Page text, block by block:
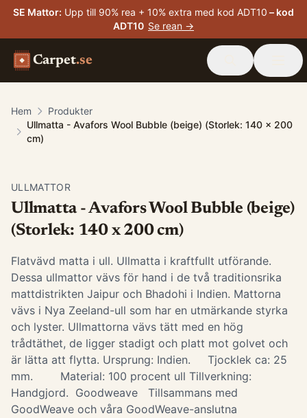
SE Mattor: Upp till 90% rea + 10% extra med kod ADT10 – kod
ADT10 Se rean →
Carpet.se
Hem
Produkter
Ullmatta - Avafors Wool Bubble (beige) (Storlek: 140 x 200
cm)
ULLMATTOR
Ullmatta - Avafors Wool Bubble (beige)
(Storlek: 140 x 200 cm)
Flatvävd matta i ull. Ullmatta i kraftfullt utförande.
Dessa ullmattor vävs för hand i de två traditionsrika
mattdistrikten Jaipur och Bhadohi i Indien. Mattorna
vävs i Nya Zeeland-ull som har en utmärkande styrka
och lyster. Ullmattorna vävs tätt med en hög
trådtäthet, de ligger stadigt och platt mot golvet och
är lätta att flytta. Ursprung: Indien. Tjocklek ca: 25
mm. Material: 100 procent ull Tillverkning:
Handgjord. Goodweave Tillsammans med
GoodWeave och våra GoodWeave-anslutna